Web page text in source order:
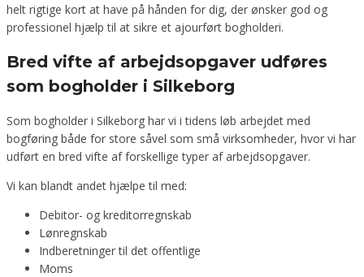
helt rigtige kort at have på hånden for dig, der ønsker god og
professionel hjælp til at sikre et ajourført bogholderi.
Bred vifte af arbejdsopgaver udføres
som bogholder i Silkeborg
Som bogholder i Silkeborg har vi i tidens løb arbejdet med
bogføring både for store såvel som små virksomheder, hvor vi har
udført en bred vifte af forskellige typer af arbejdsopgaver.
Vi kan blandt andet hjælpe til med:
Debitor- og kreditorregnskab
Lønregnskab
Indberetninger til det offentlige
Moms